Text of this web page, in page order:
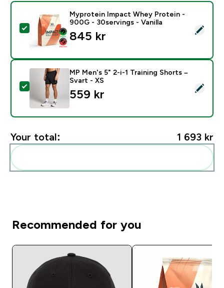
Select this product - Myprotein Impact Whey
Myprotein Impact Whey Protein -
900G - 30servings - Vanilla
845 kr‎
Select this product - MP Men's 5" 2-i-1 Training
MP Men's 5" 2-i-1 Training Shorts –
Svart - XS
559 kr‎
Your total: 1 693 kr‎
Recommended for you